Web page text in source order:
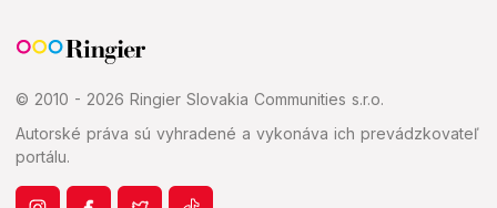
© 2010 - 2026 Ringier Slovakia Communities s.r.o.
Autorské práva sú vyhradené a vykonáva ich prevádzkovateľ
portálu.